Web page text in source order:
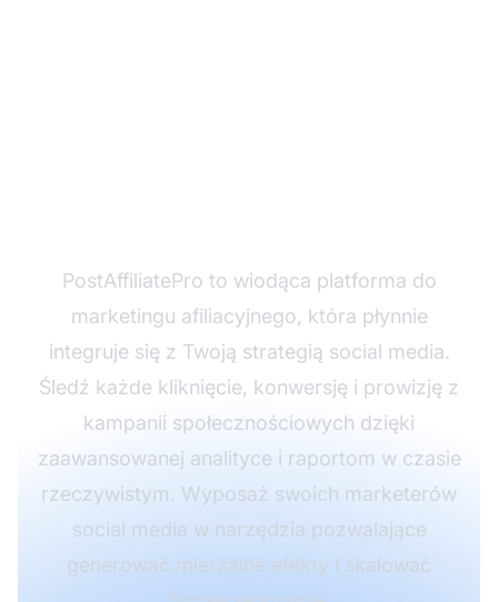
PostAffiliatePro to wiodąca platforma do
marketingu afiliacyjnego, która płynnie
integruje się z Twoją strategią social media.
Śledź każde kliknięcie, konwersję i prowizję z
kampanii społecznościowych dzięki
zaawansowanej analityce i raportom w czasie
rzeczywistym. Wyposaż swoich marketerów
social media w narzędzia pozwalające
generować mierzalne efekty i skalować